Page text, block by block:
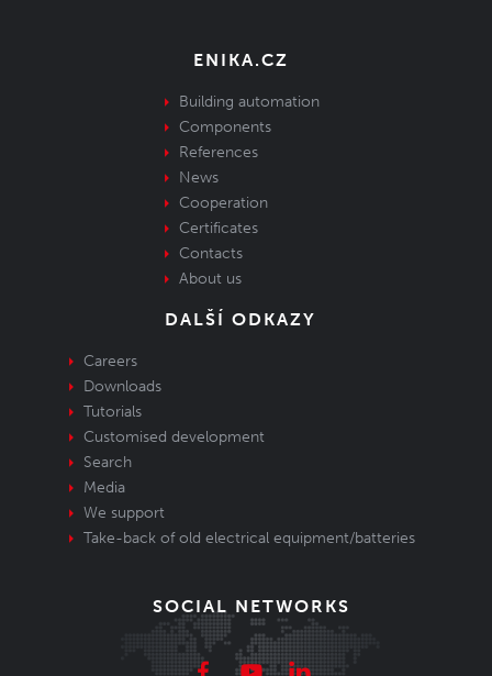
ENIKA.CZ
Building automation
Components
References
News
Cooperation
Certificates
Contacts
About us
DALŠÍ ODKAZY
Careers
Downloads
Tutorials
Customised development
Search
Media
We support
Take-back of old electrical equipment/batteries
SOCIAL NETWORKS